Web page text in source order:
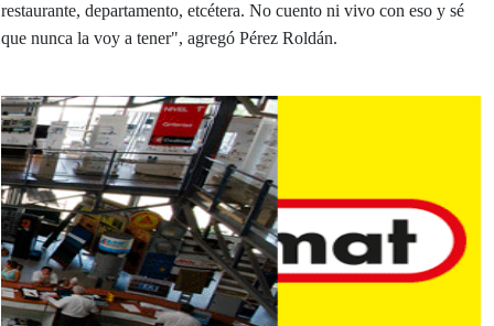
restaurante, departamento, etcétera. No cuento ni vivo con eso y sé
que nunca la voy a tener", agregó Pérez Roldán.